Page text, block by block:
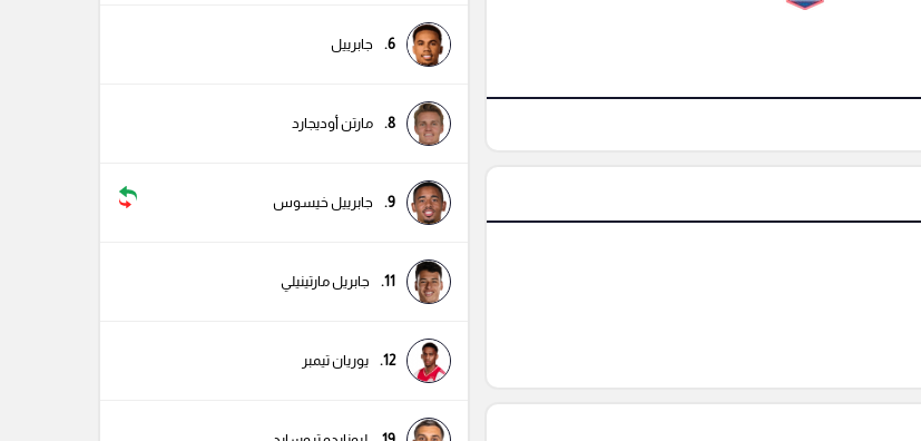
6. جابرييل
8. مارتن أوديجارد
9. جابرييل خيسوس
11. جابريل مارتينيلي
12. يوريان تيمبر